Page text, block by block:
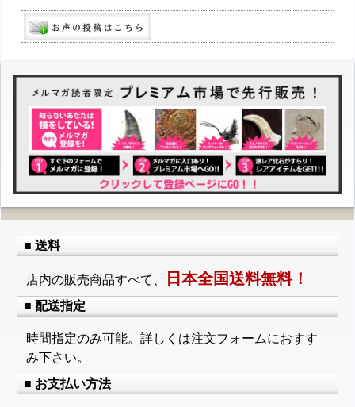
■ 送料
店内の販売商品すべて、 日本全国送料無料！
■ 配送指定
時間指定のみ可能。詳しくは注文フォームにおすす
み下さい。
■ お支払い方法